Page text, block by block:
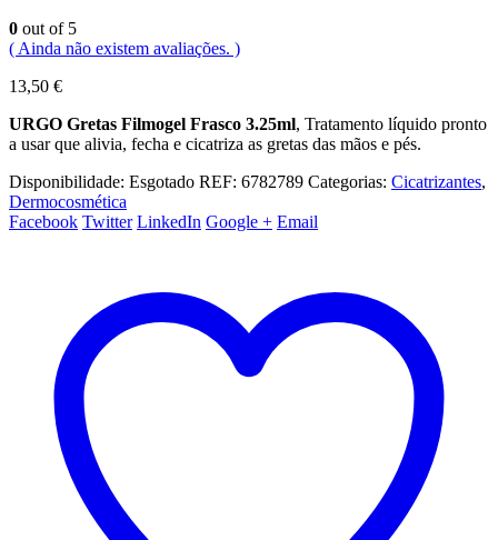
0 out of 5
( Ainda não existem avaliações. )
13,50 €
URGO Gretas Filmogel Frasco 3.25ml, Tratamento líquido pronto
a usar que alivia, fecha e cicatriza as gretas das mãos e pés.
Disponibilidade: Esgotado REF: 6782789 Categorias: Cicatrizantes,
Dermocosmética
Facebook Twitter LinkedIn Google + Email